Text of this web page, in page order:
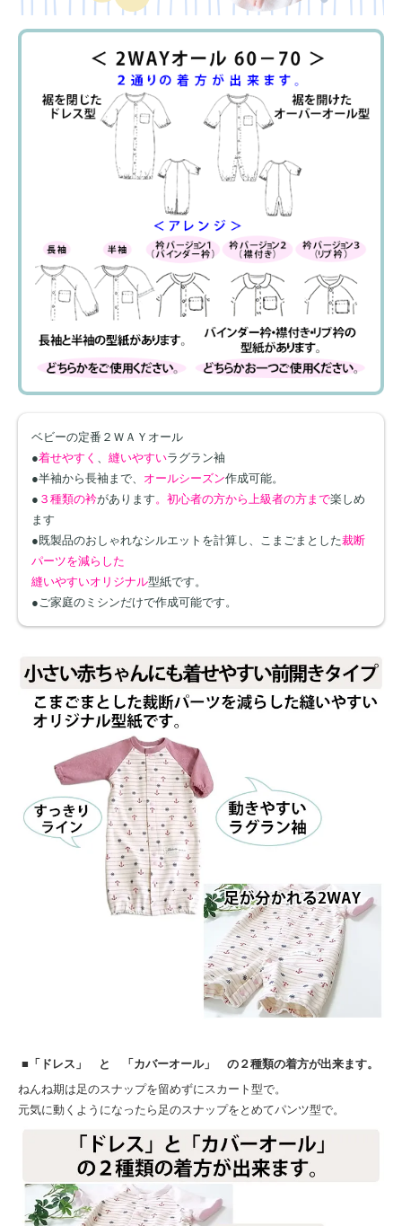
ベビーの定番２ＷＡＹオール
●着せやすく 縫いやすいラグラン袖
●半袖から長袖まで、 オールシーズン作成可能。
● ３種類の衿があります 。初心者の方から上級者の方まで楽しめ
ます
●既製品のおしゃれなシルエットを計算し、こまごまとした裁断
パーツを減らした
縫いやすいオリジナル型紙です。
●ご家庭のミシンだけで作成可能です。
■「ドレス」 と 「カバーオール」 の２種類の着方が出来ます。
ねんね期は足のスナップを留めずにスカート型で。
元気に動くようになったら足のスナップをとめてパンツ型で。